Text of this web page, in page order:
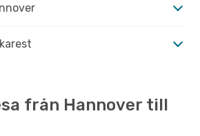
från Hannover till